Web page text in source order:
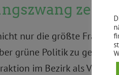
zeigt
nur die größte
grüne Politik zu
im Bezirk als